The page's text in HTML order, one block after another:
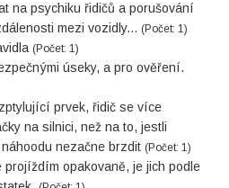
na psychiku řidičů a porušování
mezi vozidly... (Počet: 1)
(Počet: 1)
úseky, a pro ověření.
prvek, řidič se více
na silnici, než na to, jestli
nezačne brzdit (Počet: 1)
projíždím opakovaně, je jich podle